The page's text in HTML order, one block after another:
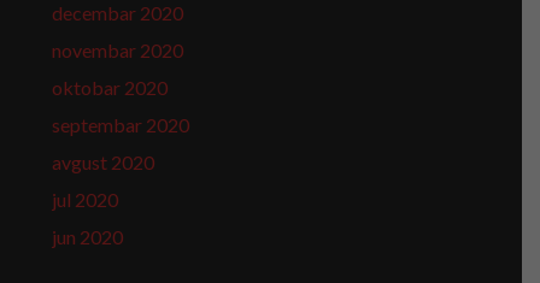
decembar 2020
novembar 2020
oktobar 2020
septembar 2020
avgust 2020
jul 2020
jun 2020